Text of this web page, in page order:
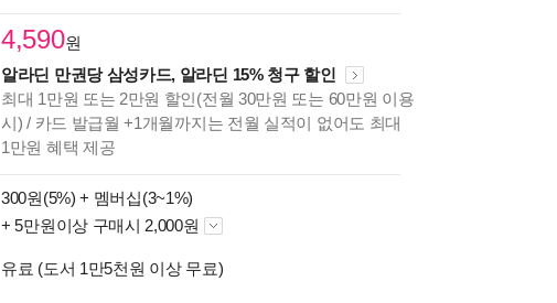
4,590원
알라딘 만권당 삼성카드, 알라딘 15% 청구 할인
최대 1만원 또는 2만원 할인(전월 30만원 또는 60만원 이용
시) / 카드 발급월 +1개월까지는 전월 실적이 없어도 최대
1만원 혜택 제공
300원(5%) + 멤버십(3~1%)
+ 5만원이상 구매시 2,000원
유료 (도서 1만5천원 이상 무료)